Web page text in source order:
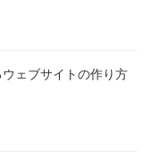
ェブサイトの作り方